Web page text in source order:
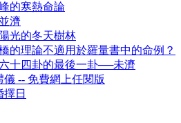
的寒熱命論
濟
光的冬天樹林
的理論不適用於羅量書中的命例？
十四卦的最後一卦──未濟
-- 免費網上任閱版
日